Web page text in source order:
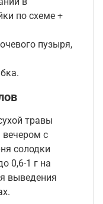
по схеме +
пузыря,
травы
с
солодки
0,6-1 г на
выведения